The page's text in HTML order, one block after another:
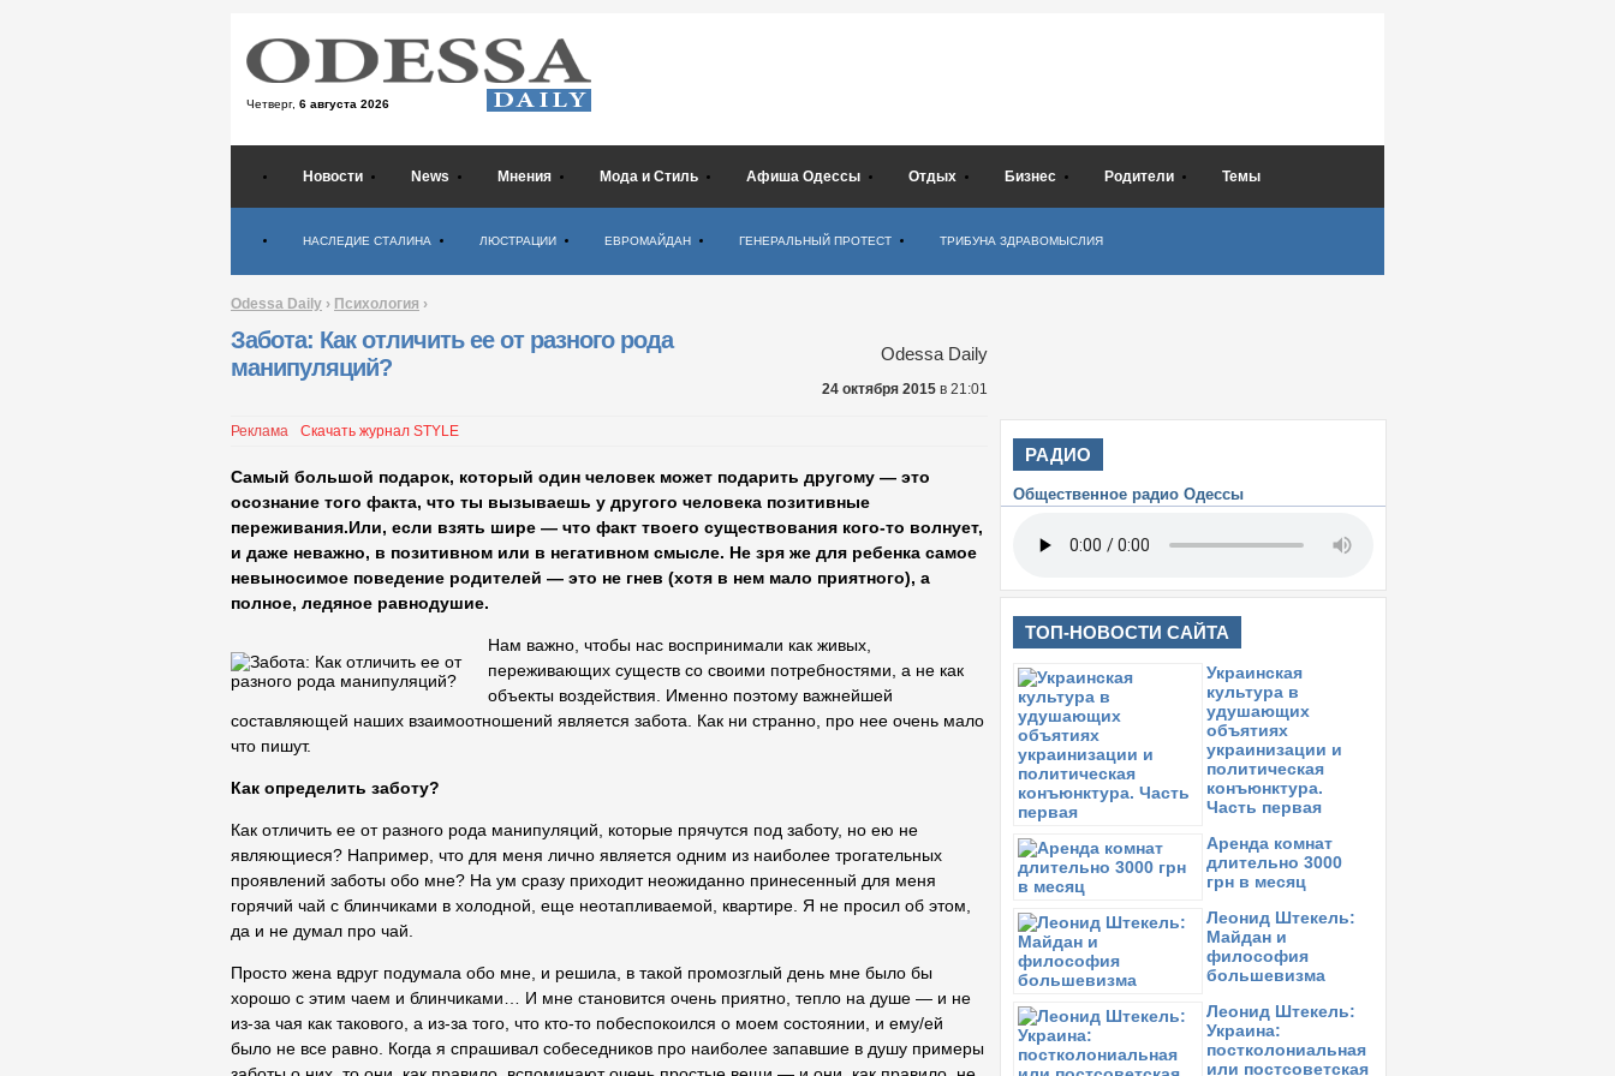
Четверг, 6 августа 2026
Новости News Мнения Мода и Стиль Афиша Одессы Отдых Бизнес Родители Темы
НАСЛЕДИЕ СТАЛИНА ЛЮСТРАЦИИ ЕВРОМАЙДАН ГЕНЕРАЛЬНЫЙ ПРОТЕСТ ТРИБУНА ЗДРАВОМЫСЛИЯ
Odessa Daily › Психология ›
Забота: Как отличить ее от разного рода
манипуляций?
Odessa Daily
24 октября 2015 в 21:01
Реклама Скачать журнал STYLE
Самый большой подарок, который один человек может подарить другому — это
осознание того факта, что ты вызываешь у другого человека позитивные
переживания.Или, если взять шире — что факт твоего существования кого-то волнует,
и даже неважно, в позитивном или в негативном смысле. Не зря же для ребенка самое
невыносимое поведение родителей — это не гнев (хотя в нем мало приятного), а
полное, ледяное равнодушие.
Нам важно, чтобы нас воспринимали как живых,
переживающих существ со своими потребностями, а не как
объекты воздействия. Именно поэтому важнейшей
составляющей наших взаимоотношений является забота. Как ни странно, про нее очень мало
что пишут.
Как определить заботу?
Как отличить ее от разного рода манипуляций, которые прячутся под заботу, но ею не
являющиеся? Например, что для меня лично является одним из наиболее трогательных
проявлений заботы обо мне? На ум сразу приходит неожиданно принесенный для меня
горячий чай с блинчиками в холодной, еще неотапливаемой, квартире. Я не просил об этом,
да и не думал про чай.
Просто жена вдруг подумала обо мне, и решила, в такой промозглый день мне было бы
хорошо с этим чаем и блинчиками… И мне становится очень приятно, тепло на душе — и не
из-за чая как такового, а из-за того, что кто-то побеспокоился о моем состоянии, и ему/ей
было не все равно. Когда я спрашивал собеседников про наиболее запавшие в душу примеры
РАДИО
Общественное радио Одессы
ТОП-НОВОСТИ САЙТА
Украинская
культура в
удушающих
объятиях
украинизации и
политическая
конъюнктура.
Часть первая
Аренда комнат
длительно 3000
грн в месяц
Леонид Штекель:
Майдан и
философия
большевизма
Леонид Штекель:
Украина:
постколониальная
или постсоветская